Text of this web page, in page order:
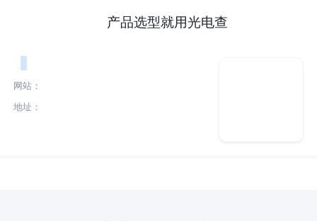
产品选型就用光电查
网站：
地址：